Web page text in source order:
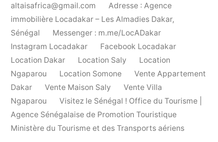
altaisafrica@gmail.com
Adresse : Agence
immobilière Locadakar – Les Almadies Dakar,
Sénégal
Messenger : m.me/LocADakar
Instagram Locadakar
Facebook Locadakar
Location Dakar
Location Saly
Location
Ngaparou
Location Somone
Vente Appartement
Dakar
Vente Maison Saly
Vente Villa
Ngaparou
Visitez le Sénégal ! Office du Tourisme |
Agence Sénégalaise de Promotion Touristique
Ministère du Tourisme et des Transports aériens